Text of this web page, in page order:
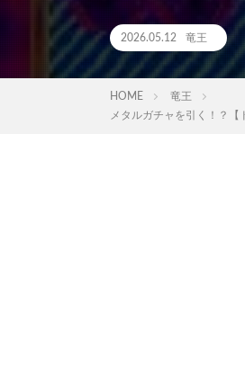
2026.05.12 竜王
HOME
竜王
メタルガチャを引く！？